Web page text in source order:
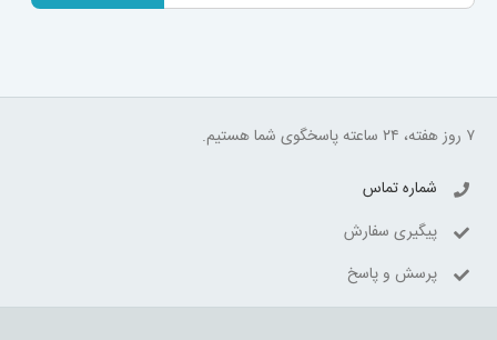
۷ روز هفته، ۲۴ ساعته پاسخگوی شما هستیم.
شماره تماس
پیگیری سفارش
پرسش و پاسخ